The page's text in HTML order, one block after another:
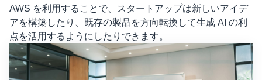
AWS を利用することで、スタートアップは新しいアイデ
アを構築したり、既存の製品を方向転換して生成 AI の利
点を活用するようにしたりできます。